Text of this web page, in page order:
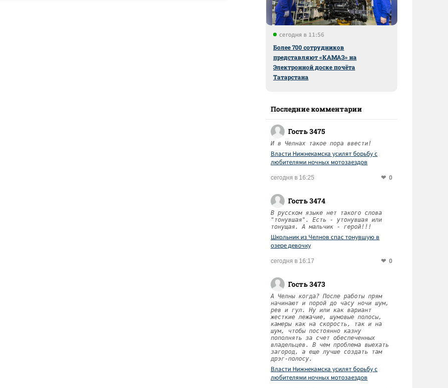
сегодня в 11:56
Более 700 сотрудников
представляют «КАМАЗ» на
Электронной доске почёта
Татарстана
Последние комментарии
Гость 3475
И в Челнах такое пора ввести!
Власти Нижнекамска усилят борьбу с
любителями ночных мотозаездов
сегодня в 16:25 0
Гость 3474
В русском языке нет такого слова
"тонувшая". Есть - утонувшая или
тонущая. А мальчик - герой!!!
Школьник из Челнов спас тонувшую в
озере девочку
сегодня в 16:17 0
Гость 3473
А Челны когда? После работы прям
начинают и порой до часу ночи шум,
рев и гул. Ну или как вариант
жесткие лежачие, шумовые полосы,
камеры как на скорость, так и на
шум, чтобы постоянно казну
пополнять за счет обеспеченных
владельцев. В чем проблема выехать
загород, а еще лучше создать там
дрэг-полосу.
Власти Нижнекамска усилят борьбу с
любителями ночных мотозаездов